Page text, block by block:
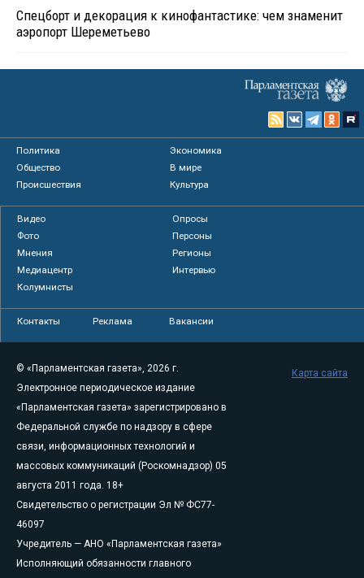
Спецборт и декорация к кинофантастике: чем знаменит
аэропорт Шереметьево
Политика
Экономика
Общество
В мире
Происшествия
Культура
Видео
Опросы
Фото
Персоны
Мнения
Регионы
Медиацентр
Интервью
Колумнисты
Контакты Реклама Вакансии
© «Парламентская газета», 2026 г.
Электронное периодическое издание
«Парламентская газета» зарегистрировано в
Федеральной службе по надзору в сфере
связи, информационных технологий и
массовых коммуникаций (Роскомнадзор) 05
августа 2011 года. 18+
Свидетельство о регистрации Эл № ФС77-
46097
Учредитель — АНО «Парламентская газета»
Исполняющий обязанности главного
Карта сайта